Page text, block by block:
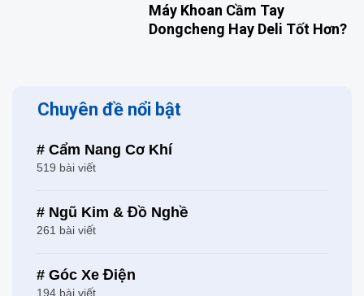
Máy Khoan Cầm Tay
Dongcheng Hay Deli Tốt Hơn?
Chuyên đề nổi bật
# Cẩm Nang Cơ Khí
519 bài viết
# Ngũ Kim & Đồ Nghề
261 bài viết
# Góc Xe Điện
194 bài viết